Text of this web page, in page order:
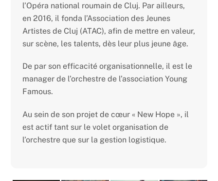
l’Opéra national roumain de Cluj. Par ailleurs,
en 2016, il fonda l’Association des Jeunes
Artistes de Cluj (ATAC), afin de mettre en valeur,
sur scène, les talents, dès leur plus jeune âge.
De par son efficacité organisationnelle, il est le
manager de l’orchestre de l’association Young
Famous.
Au sein de son projet de cœur « New Hope », il
est actif tant sur le volet organisation de
l’orchestre que sur la gestion logistique.